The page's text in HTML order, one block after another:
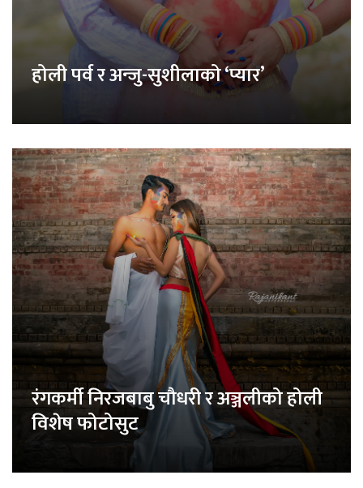
होली पर्व र अन्जु-सुशीलाको ‘प्यार’
रंगकर्मी निरजबाबु चौधरी र अञ्जलीको होली
विशेष फोटोसुट